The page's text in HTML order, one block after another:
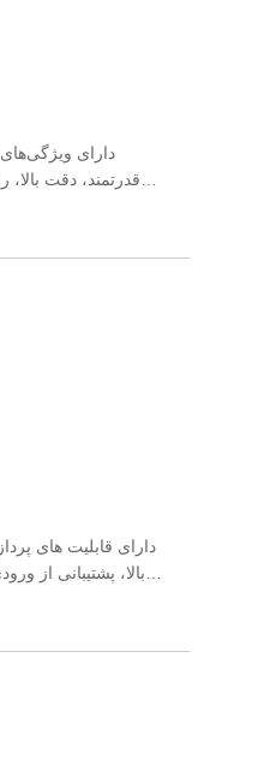
قدرتمند، دقت بالا،
بالا، پشتیبانی از
غنی، پشتیبانی از